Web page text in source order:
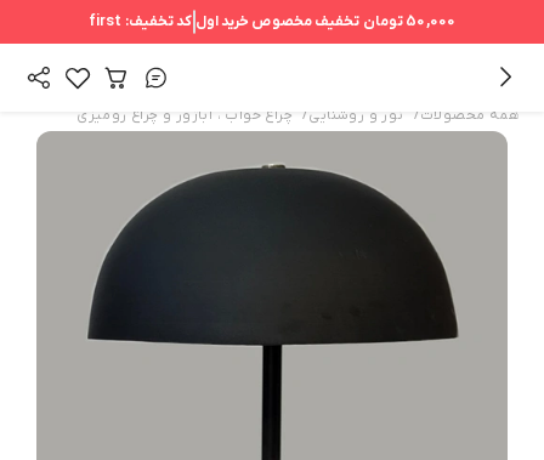
50,000 تومان تخفیف مخصوص خرید اول کد تخفیف: first
همه محصولات/ نور و روشنایی/ چراغ خواب ، آباژور و چراغ رومیزی